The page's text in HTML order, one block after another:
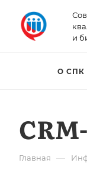
и
О СПК
Главная —